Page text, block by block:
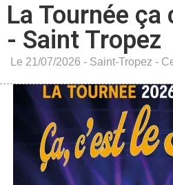
La Tournée ça
- Saint Tropez
Le 21/07/2026 - Saint-Tropez -